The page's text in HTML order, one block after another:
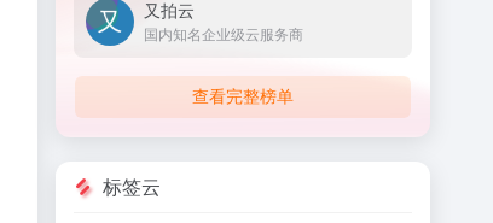
又拍云
国内知名企业级云服务商
查看完整榜单
标签云